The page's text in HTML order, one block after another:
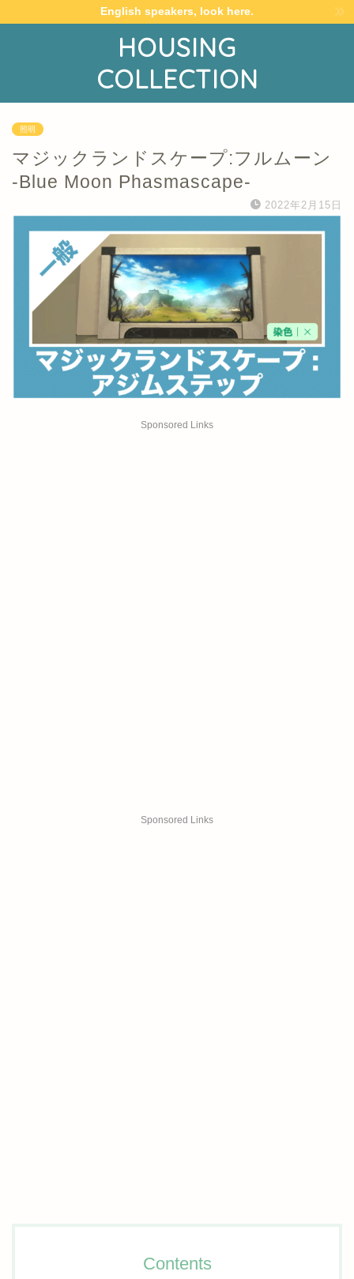
English speakers, look here.
HOUSING
COLLECTION
照明
マジックランドスケープ:フルムーン
-Blue Moon Phasmascape-
2022年2月15日
Sponsored Links
Sponsored Links
Contents